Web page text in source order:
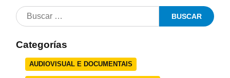
Categorías
AUDIOVISUAL E DOCUMENTAIS